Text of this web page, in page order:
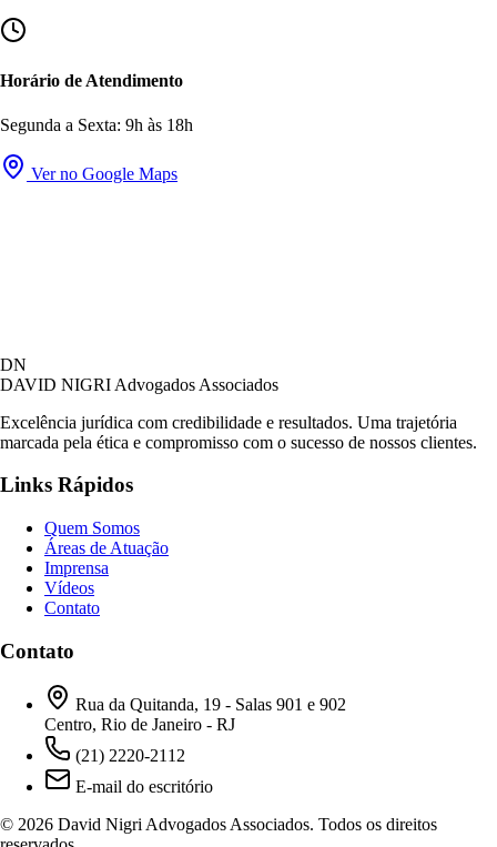
Horário de Atendimento
Segunda a Sexta: 9h às 18h
Ver no Google Maps
DN
DAVID NIGRI Advogados Associados
Excelência jurídica com credibilidade e resultados. Uma trajetória
marcada pela ética e compromisso com o sucesso de nossos clientes.
Links Rápidos
Quem Somos
Áreas de Atuação
Imprensa
Vídeos
Contato
Contato
Rua da Quitanda, 19 - Salas 901 e 902
Centro, Rio de Janeiro - RJ
(21) 2220-2112
E-mail do escritório
© 2026 David Nigri Advogados Associados. Todos os direitos